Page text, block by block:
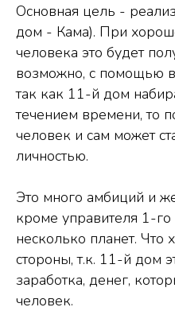
Основная цель -
дом - Кама). При
человека это будет
возможно, с помощью
так как 11-й дом
течением времени, то
человек и сам может
личностью.
Это много амбиций и
кроме управителя 1-
несколько планет.
стороны, т.к. 11-й дом
заработка, денег,
человек.